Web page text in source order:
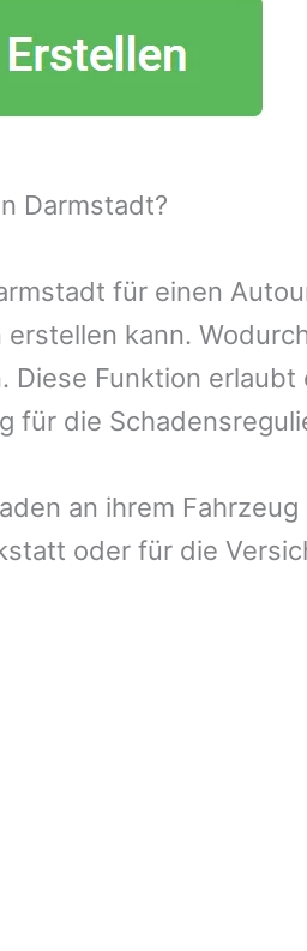
Darmstadt?
für einen
kann.
Diese Funktion
für die
an ihrem
oder für die